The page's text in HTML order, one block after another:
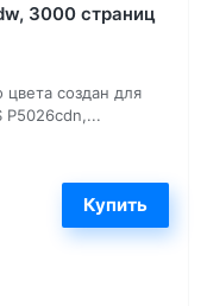
3000 страниц
создан для
P5026cdn,...